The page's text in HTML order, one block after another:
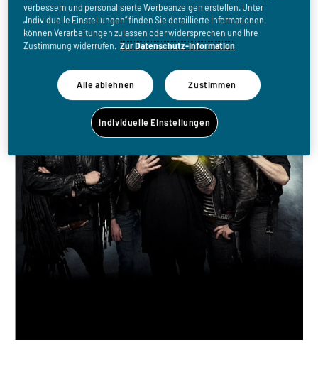
verbessern und personalisierte Werbeanzeigen erstellen. Unter
„Individuelle Einstellungen“ finden Sie detaillierte Informationen,
können Verarbeitungen zulassen oder widersprechen und Ihre
Zustimmung widerrufen. Zur Datenschutz-Information
Alle ablehnen Zustimmen
Individuelle Einstellungen